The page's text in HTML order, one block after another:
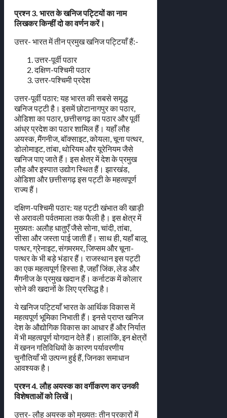
प्रश्न 3. भारत के खनिज पट्टियों का नाम
लिखकर किन्हीं दो का वर्णन करें।
उत्तर- भारत में तीन प्रमुख खनिज पट्टियाँ हैं:-
उत्तर-पूर्वी पठार
दक्षिण-पश्चिमी पठार
उत्तर-पश्चिमी प्रदेश
उत्तर-पूर्वी पठार: यह भारत की सबसे समृद्ध
खनिज पट्टी है। इसमें छोटानागपुर का पठार,
ओडिशा का पठार, छत्तीसगढ़ का पठार और पूर्वी
आंध्र प्रदेश का पठार शामिल हैं। यहाँ लौह
अयस्क, मैंगनीज, बॉक्साइट, कोयला, चूना पत्थर,
डोलोमाइट, तांबा, थोरियम और यूरेनियम जैसे
खनिज पाए जाते हैं। इस क्षेत्र में देश के प्रमुख
लौह और इस्पात उद्योग स्थित हैं। झारखंड,
ओडिशा और छत्तीसगढ़ इस पट्टी के महत्वपूर्ण
राज्य हैं।
दक्षिण-पश्चिमी पठार: यह पट्टी खंभात की खाड़ी
से अरावली पर्वतमाला तक फैली है। इस क्षेत्र में
मुख्यतः अलौह धातुएँ जैसे सोना, चांदी, तांबा,
सीसा और जस्ता पाई जाती हैं। साथ ही, यहाँ बालू
पत्थर, ग्रेनाइट, संगमरमर, जिप्सम और चूना-
पत्थर के भी बड़े भंडार हैं। राजस्थान इस पट्टी
का एक महत्वपूर्ण हिस्सा है, जहाँ जिंक, लेड और
मैंगनीज के प्रमुख खदान हैं। कर्नाटक में कोलार
सोने की खदानों के लिए प्रसिद्ध है।
ये खनिज पट्टियाँ भारत के आर्थिक विकास में
महत्वपूर्ण भूमिका निभाती हैं। इनसे प्राप्त खनिज
देश के औद्योगिक विकास का आधार हैं और निर्यात
में भी महत्वपूर्ण योगदान देते हैं। हालांकि, इन क्षेत्रों
में खनन गतिविधियों के कारण पर्यावरणीय
चुनौतियाँ भी उत्पन्न हुई हैं, जिनका समाधान
आवश्यक है।
प्रश्न 4. लौह अयस्क का वर्गीकरण कर उनकी
विशेषताओं को लिखें।
उत्तर- लौह अयस्क को मुख्यतः तीन प्रकारों में